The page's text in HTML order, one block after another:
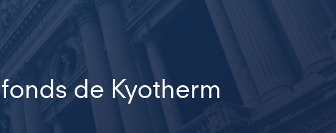
de Kyotherm